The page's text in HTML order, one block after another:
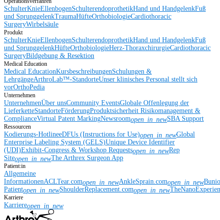
Operationsverfahren
SchulterKnieEllenbogenSchulterendoprothetikHand und HandgelenkFuß
und SprunggelenkTraumaHüfteOrthobiologieCardiothoracic
SurgeryWirbelsäule
Produkt
SchulterKnieEllenbogenSchulterendoprothetikHand und HandgelenkFuß
und SprunggelenkHüfteOrthobiologieHerz-ThoraxchirurgieCardiothoracic
SurgeryBildgebung & Resektion
Medical Education
Medical EducationKursbeschreibungenSchulungen &
LehrgängeArthroLab™-StandorteUnser klinisches Personal stellt sich
vorOrthoPedia
Unternehmen
UnternehmenÜber unsCommunity EventsGlobale Offenlegung der
LieferketteStandorteFörderungProduktsicherheit Risikomanagement &
ComplianceVirtual Patent MarkingNewsroomopen_in_newSBA Support
Ressourcen
Kodierungs-HotlineeDFUs (Instructions for Use)open_in_newGlobal
Enterprise Labeling System (GELS)Unique Device Identifier
(UDI)Exhibit-Congress & Workshop Requestsopen_in_newRep
Siteopen_in_newThe Arthrex Surgeon App
Patient:in
Allgemeine
InformationenACLTear.comopen_in_newAnkleSprain.comopen_in_new
Patientopen_in_newShoulderReplacement.comopen_in_new
Karriere
Karriereopen_in_new